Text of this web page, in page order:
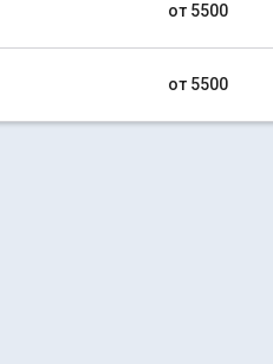
от 5500
от 5500